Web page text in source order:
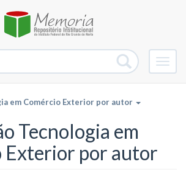
em Comércio Exterior por autor
Tecnologia em
Exterior por autor